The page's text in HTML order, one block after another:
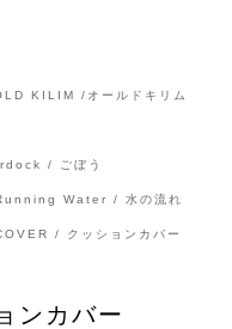
KILIM /オールドキリム
/ ごぼう
Water / 水の流れ
/ クッションカバー
ンカバー